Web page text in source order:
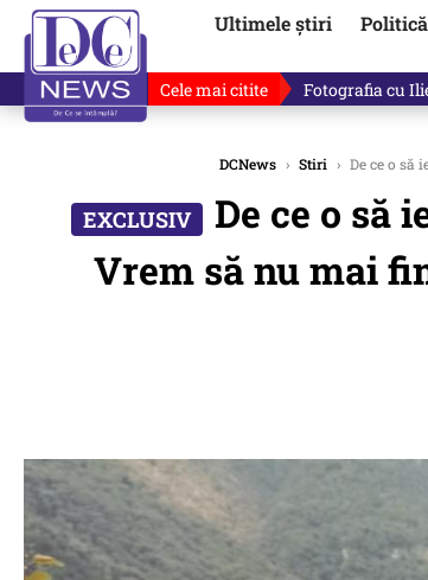
Ultimele știri Politică
Cele mai citite Răzvan
DCNews › Stiri › De ce o să
De ce o să
Vrem să nu mai